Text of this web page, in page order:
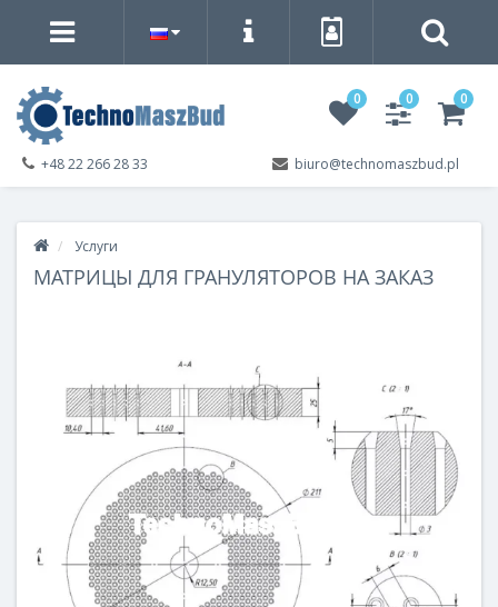
0 0 0
biuro@technomaszbud.pl
+48 22 266 28 33
Услуги
МАТРИЦЫ ДЛЯ ГРАНУЛЯТОРОВ НА ЗАКАЗ